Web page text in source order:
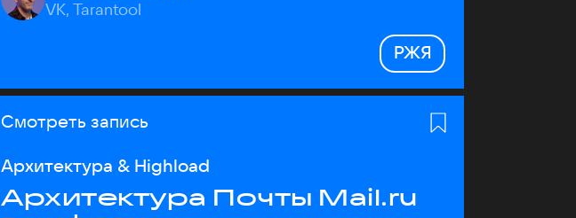
VK, Tarantool
РЖЯ
Смотреть запись
Архитектура & Highload
Архитектура Почты Mail.ru